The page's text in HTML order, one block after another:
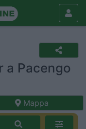
a Pacengo
Mappa